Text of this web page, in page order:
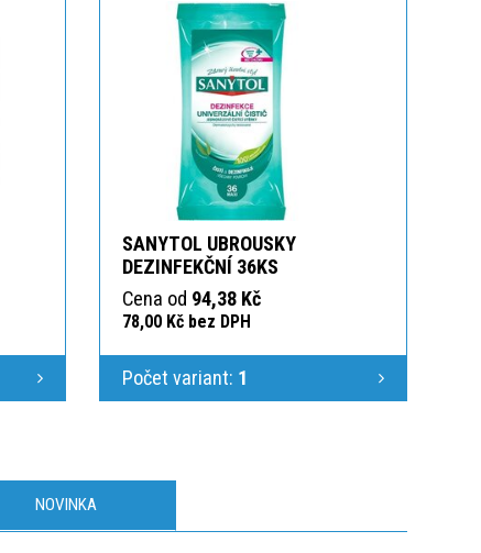
SANYTOL UBROUSKY
DEZINFEKČNÍ 36KS
Cena od 94,38 Kč
78,00 Kč bez DPH
Počet variant: 1
NOVINKA